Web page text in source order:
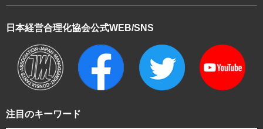
注目のキーワード
日本経営合理化協会公式WEB/SNS